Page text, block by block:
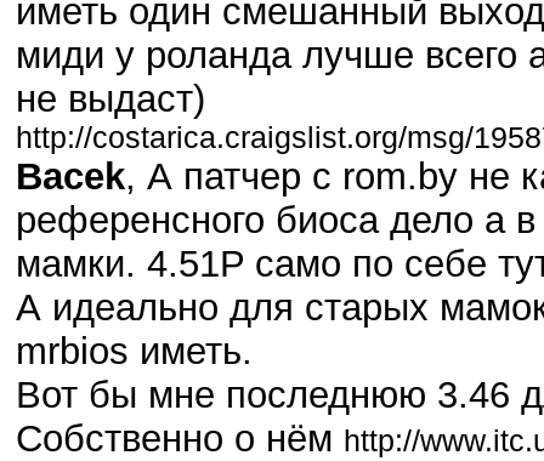
иметь один смешанный
миди у роланда лучше всего
не выдаст)
http://costarica.craigslist.org/msg/
Bacek, А патчер с rom.by не
референсного биоса дело а в
мамки. 4.51P само по себе
А идеально для старых
mrbios иметь.
Вот бы мне последнюю 3.46
Собственно о нём http://